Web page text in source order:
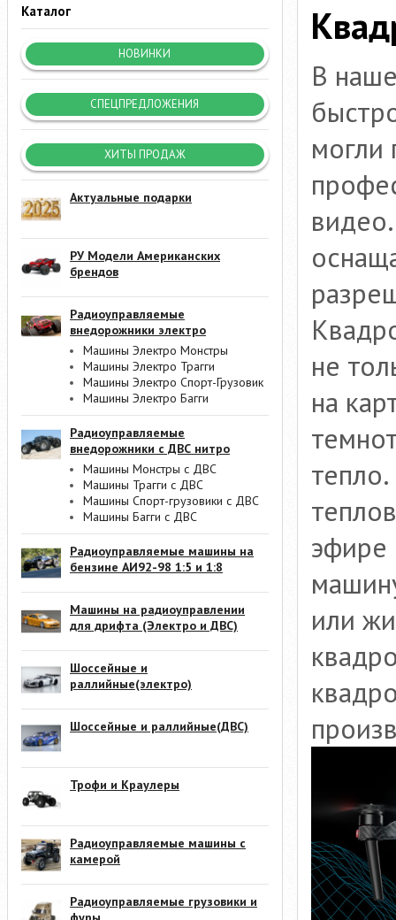
Каталог
НОВИНКИ
СПЕЦПРЕДЛОЖЕНИЯ
ХИТЫ ПРОДАЖ
Актуальные подарки
РУ Модели Американских
брендов
Радиоуправляемые
внедорожники электро
Машины Электро Монстры
Машины Электро Трагги
Машины Электро Спорт-Грузовик
Машины Электро Багги
Радиоуправляемые
внедорожники с ДВС нитро
Машины Монстры с ДВС
Машины Трагги с ДВС
Машины Спорт-грузовики с ДВС
Машины Багги с ДВС
Радиоуправляемые машины на
бензине АИ92-98 1:5 и 1:8
Машины на радиоуправлении
для дрифта (Электро и ДВС)
Шоссейные и
раллийные(электро)
Шоссейные и раллийные(ДВС)
Трофи и Краулеры
Радиоуправляемые машины с
камерой
Радиоуправляемые грузовики и
В
могли
не
на
эфире
или